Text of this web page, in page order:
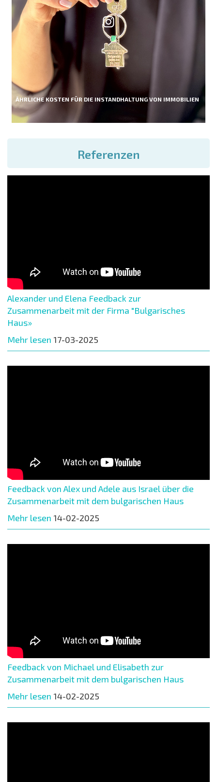
ÄHRLICHE KOSTEN FÜR DIE INSTANDHALTUNG VON IMMOBILIEN
Referenzen
Alexander und Elena Feedback zur
Zusammenarbeit mit der Firma "Bulgarisches
Haus»
Mehr lesen 17-03-2025
Feedback von Alex und Adele aus Israel über die
Zusammenarbeit mit dem bulgarischen Haus
Mehr lesen 14-02-2025
Feedback von Michael und Elisabeth zur
Zusammenarbeit mit dem bulgarischen Haus
Mehr lesen 14-02-2025